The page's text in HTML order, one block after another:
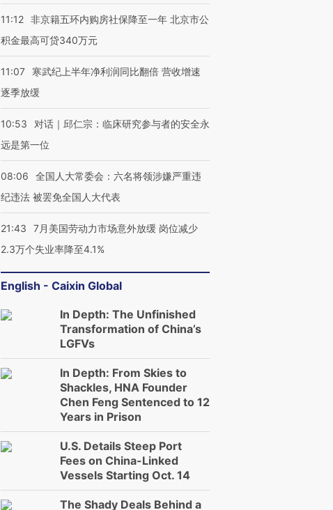
11:12 非京籍五环内购房社保降至一年 北京市公
积金最高可贷340万元
11:07
寒武纪上半年净利润同比翻倍 营收增速
逐季放缓
10:53
对话｜邱仁宗：临床研究参与者的安全永
远是第一位
08:06
全国人大常委会：六名将领涉嫌严重违
纪违法 被罢免全国人大代表
21:43
7月美国劳动力市场意外放缓 岗位减少
2.3万个失业率降至4.1%
English - Caixin Global
In Depth: The Unfinished
Transformation of China’s
LGFVs
In Depth: From Skies to
Shackles, HNA Founder
Chen Feng Sentenced to 12
Years in Prison
U.S. Details Steep Port
Fees on China-Linked
Vessels Starting Oct. 14
The Shady Deals Behind a